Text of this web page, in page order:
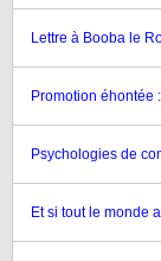
Lettre à Booba le
Promotion éhontée
Psychologies de
Et si tout le monde